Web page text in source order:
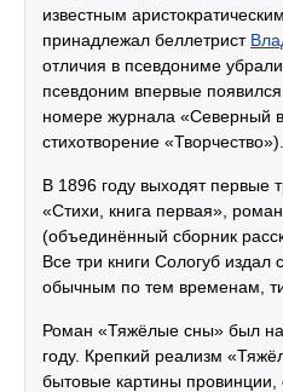
известным
принадлежал беллетрист
отличия в псевдониме
псевдоним впервые
номере журнала «Северный
стихотворение «Творчество»).
В 1896 году выходят первые
«Стихи, книга первая»,
(объединённый сборник
Все три книги Сологуб
обычным по тем временам,
Роман «Тяжёлые сны» был
году. Крепкий реализм
бытовые картины провинции,